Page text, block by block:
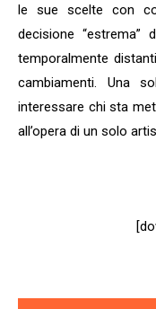
le sue scelte con
decisione “estrema”
temporalmente
cambiamenti. Una
interessare chi sta
all’opera di un solo